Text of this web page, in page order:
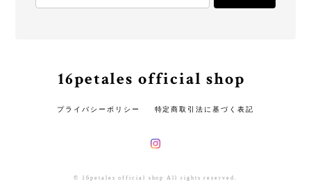
16petales official shop
プライバシーポリシー 特定商取引法に基づく表記
© 16petales official shop All rights reserved.